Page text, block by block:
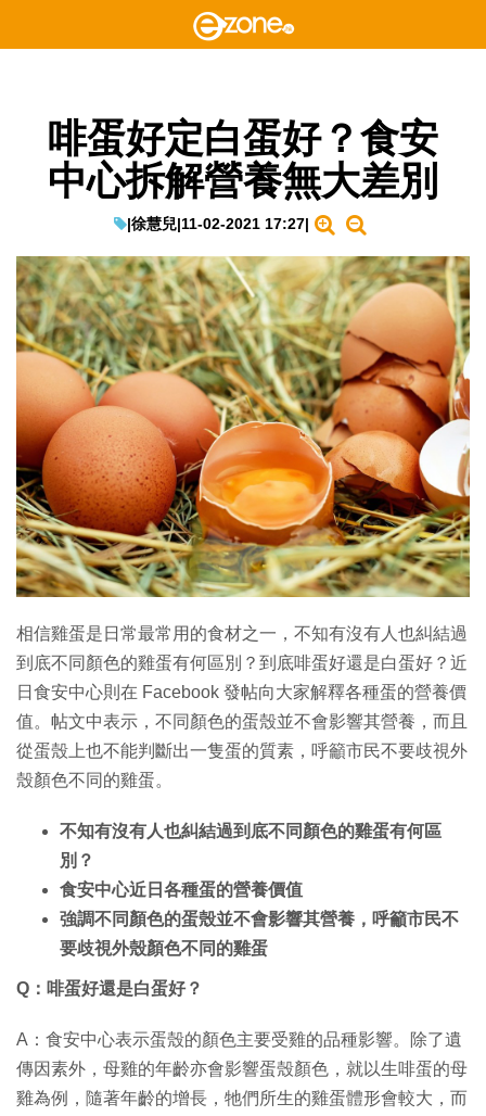
啡蛋好定白蛋好？食安
中心拆解營養無大差別
|徐慧兒|11-02-2021 17:27|
相信雞蛋是日常最常用的食材之一，不知有沒有人也糾結過
到底不同顏色的雞蛋有何區別？到底啡蛋好還是白蛋好？近
日食安中心則在 Facebook 發帖向大家解釋各種蛋的營養價
值。帖文中表示，不同顏色的蛋殼並不會影響其營養，而且
從蛋殼上也不能判斷出一隻蛋的質素，呼籲市民不要歧視外
殼顏色不同的雞蛋。
不知有沒有人也糾結過到底不同顏色的雞蛋有何區
別？
食安中心近日各種蛋的營養價值
強調不同顏色的蛋殼並不會影響其營養，呼籲市民不
要歧視外殼顏色不同的雞蛋
Q：啡蛋好還是白蛋好？
A：食安中心表示蛋殼的顏色主要受雞的品種影響。除了遺
傳因素外，母雞的年齡亦會影響蛋殼顏色，就以生啡蛋的母
雞為例，隨著年齡的增長，牠們所生的雞蛋體形會較大，而